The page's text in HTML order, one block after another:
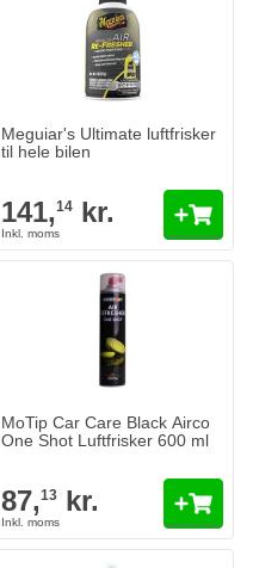
Meguiar's Ultimate luftfrisker
til hele bilen
141,14 kr.
MoTip Car Care Black Airco
One Shot Luftfrisker 600 ml
87,13 kr.